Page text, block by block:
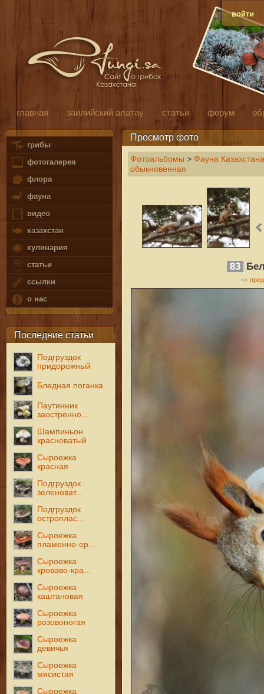
войти
главная заилийский алатау статьи форум
грибы
фотогалерея
флора
фауна
видео
казахстан
кулинария
статьи
ссылки
о нас
Последние статьи
Подгруздок
придорожный
Бледная поганка
Паутинник
заостренно...
Шампиньон
красноватый
Сыроежка
красная
Подгруздок
зеленоват...
Подгруздок
остроплас...
Сыроежка
пламенно-ор...
Сыроежка
кроваво-кра...
Сыроежка
каштановая
Сыроежка
розовоногая
Сыроежка
девичья
Сыроежка
мясистая
Сыроежка
Просмотр фото
Фотоальбомы > Фауна
обыкновенная
83
<<